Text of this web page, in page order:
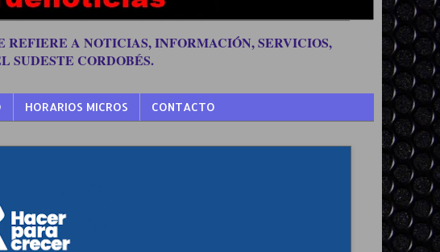
A NOTICIAS, INFORMACIÓN, SERVICIOS,
SUDESTE CORDOBÉS.
HORARIOS MICROS CONTACTO